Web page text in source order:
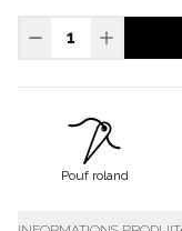
Pouf roland